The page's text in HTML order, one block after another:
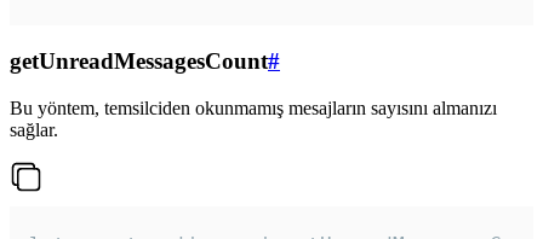
getUnreadMessagesCount#
Bu yöntem, temsilciden okunmamış mesajların sayısını almanızı
sağlar.